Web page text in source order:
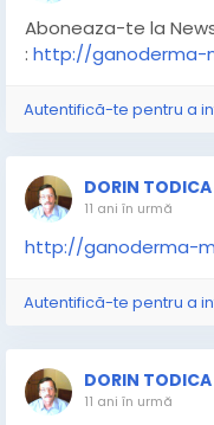
Aboneaza-te la
: http://ganoderma-
Autentifică-te pentru a
DORIN TODICA
11 ani în urmă
http://ganoderma-
Autentifică-te pentru a
DORIN TODICA
11 ani în urmă